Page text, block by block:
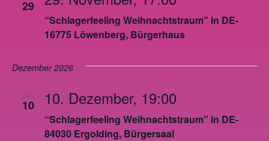
29
“Schlagerfeeling Weihnachtstraum” in DE-
16775 Löwenberg, Bürgerhaus
Dezember 2026
DO.
10
“Schlagerfeeling Weihnachtstraum” in DE-
84030 Ergolding, Bürgersaal
10. Dezember, 19:00